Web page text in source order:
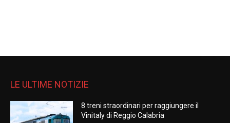
LE ULTIME NOTIZIE
8 treni straordinari per raggiungere il
Vinitaly di Reggio Calabria